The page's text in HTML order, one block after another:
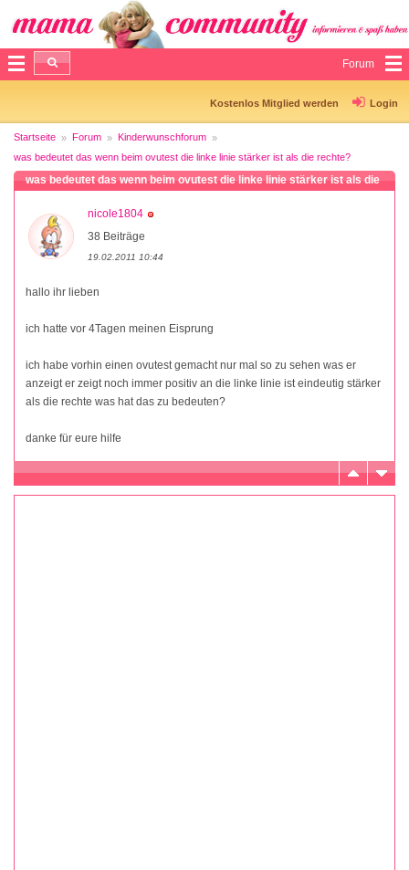
Forum
Kostenlos Mitglied werden Login
Startseite Forum
Kinderwunschforum
was bedeutet das wenn beim ovutest die linke linie stärker ist als die rechte?
was bedeutet das wenn beim ovutest die linke linie stärker ist als die
nicole1804
38 Beiträge
19.02.2011 10:44
hallo ihr lieben
ich hatte vor 4Tagen meinen Eisprung
ich habe vorhin einen ovutest gemacht nur mal so zu sehen was er
anzeigt er zeigt noch immer positiv an die linke linie ist eindeutig stärker
als die rechte was hat das zu bedeuten?
danke für eure hilfe